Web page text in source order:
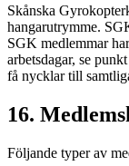
Skånska
hangarutrymme.
SGK medlemmar
arbetsdagar, se
få nycklar till
16.
Följande typer av